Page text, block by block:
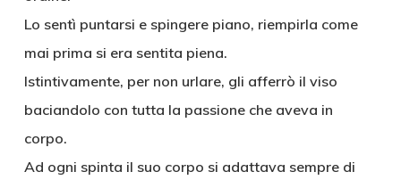
Lo sentì puntarsi e spingere piano, riempirla come
mai prima si era sentita piena.
Istintivamente, per non urlare, gli afferrò il viso
baciandolo con tutta la passione che aveva in
corpo.
Ad ogni spinta il suo corpo si adattava sempre di